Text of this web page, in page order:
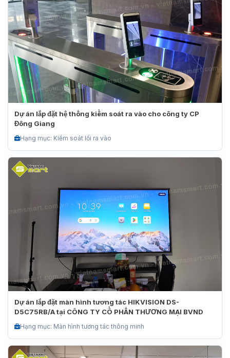
Dự án lắp đặt hệ thống kiểm soát ra vào cho công ty CP
Đông Giang
Hạng mục: Kiểm soát lối ra vào
Dự án lắp đặt màn hình tương tác HIKVISION DS-
D5C75RB/A tại CÔNG TY CỔ PHẦN THƯƠNG MẠI BVND
Hạng mục: Màn hình tương tác thông minh